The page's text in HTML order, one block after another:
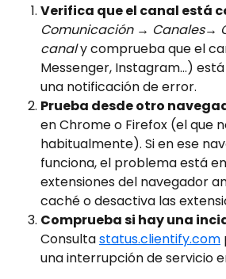
Verifica que el canal está
Comunicación → Canales→
canal y comprueba que el
Messenger, Instagram…)
una notificación de error.
Prueba desde otro
en Chrome o Firefox (el que
habitualmente). Si en ese
funciona, el problema está
extensiones del navegador
caché o desactiva las
Comprueba si hay una
Consulta status.clientify.com
una interrupción de servicio